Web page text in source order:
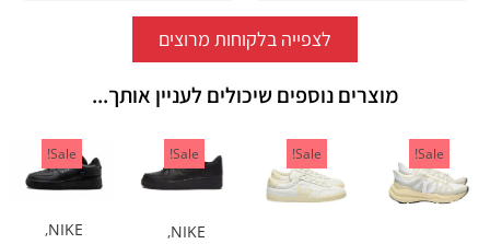
לצפייה בלקוחות מרוצים
מוצרים נוספים שיכולים לעניין אותך...
Sale!
Sale!
Sale!
NIKE
,
Sale!
NIKE
,